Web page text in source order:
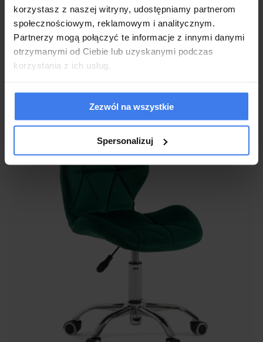
korzystasz z naszej witryny, udostępniamy partnerom
społecznościowym, reklamowym i analitycznym.
Partnerzy mogą połączyć te informacje z innymi danymi
otrzymanymi od Ciebie lub uzyskanymi podczas
korzystania z ich usług.
Zezwól na wszystkie
Spersonalizuj
samym cechuje się dużą odpornością na ścieranie i
zniszczenia. Przepiękne przeszycia mogły zostać
wykonane, dzięki elastyczności tkaniny.
formy. To krzesło do biurka ma talię!